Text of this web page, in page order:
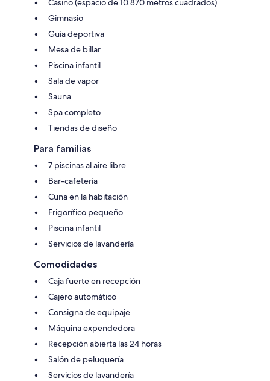
Casino (espacio de 10.870 metros cuadrados)
Gimnasio
Guía deportiva
Mesa de billar
Piscina infantil
Sala de vapor
Sauna
Spa completo
Tiendas de diseño
Para familias
7 piscinas al aire libre
Bar-cafetería
Cuna en la habitación
Frigorífico pequeño
Piscina infantil
Servicios de lavandería
Comodidades
Caja fuerte en recepción
Cajero automático
Consigna de equipaje
Máquina expendedora
Recepción abierta las 24 horas
Salón de peluquería
Servicios de lavandería